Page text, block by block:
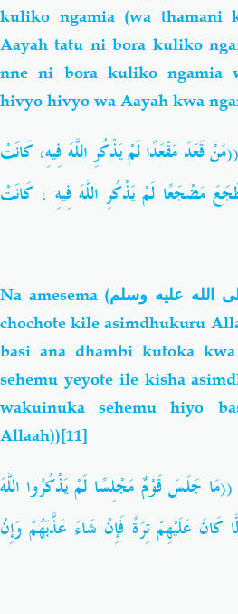
kuliko ngamia (wa
Aayah tatu ni bora kuliko
nne ni bora kuliko ngamia
hivyo hivyo wa Aayah kwa
مَنْقَعَدَمَقْعَدًالَمْيَذْكُرِاللَّهَفِيهِ، كَانَتْ
مَضْجَعًا لَمْ يَذْكُرِ اللَّهَ فِيهِ ، كَانَتْ
Na amesema (الله عليه وسلم
chochote kile asimdhukuru
basi ana dhambi kutoka
sehemu yeyote ile kisha
wakuinuka sehemu hiyo
Allaah))[11]
((مَا جَلَسَ قَوْمٌ مَجْلِسًا لَمْ يَذْكُرُوا اللَّهَ
كَانَ عَلَيْهِمْ تِرَةً فَإِنْ شَاءَ عَذَّبَهُمْ وَإِنْ